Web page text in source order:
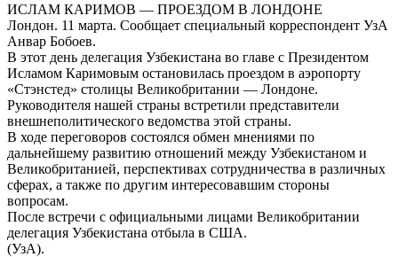
ИСЛАМ КАРИМОВ — ПРОЕЗДОМ В ЛОНДОНЕ
Лондон. 11 марта. Сообщает специальный корреспондент УзА
Анвар Бобоев.
В этот день делегация Узбекистана во главе с Президентом
Исламом Каримовым остановилась проездом в аэропорту
«Стэнстед» столицы Великобритании — Лондоне.
Руководителя нашей страны встретили представители
внешнеполитического ведомства этой страны.
В ходе переговоров состоялся обмен мнениями по
дальнейшему развитию отношений между Узбекистаном и
Великобританией, перспективах сотрудничества в различных
сферах, а также по другим интересовавшим стороны
вопросам.
После встречи с официальными лицами Великобритании
делегация Узбекистана отбыла в США.
(УзА).